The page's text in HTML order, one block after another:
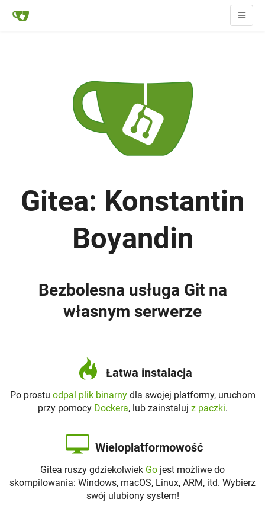
Gitea: Konstantin
Boyandin
Bezbolesna usługa Git na
własnym serwerze
Łatwa instalacja
Po prostu odpal plik binarnydla swojej platformy, uruchom
przy pomocy Dockera, lub zainstaluj z paczki.
Wieloplatformowość
Gitea ruszy gdziekolwiek Go jest możliwe do
skompilowania: Windows, macOS, Linux, ARM, itd. Wybierz
swój ulubiony system!